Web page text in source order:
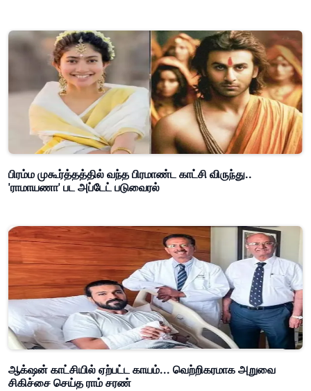
பிரம்ம முகூர்த்தத்தில் வந்த பிரமாண்ட காட்சி விருந்து..
'ராமாயணா' பட அப்டேட் படுவைரல்
ஆக்‌ஷன் காட்சியில் ஏற்பட்ட காயம்... வெற்றிகரமாக அறுவை
சிகிச்சை செய்த ராம் சரண்